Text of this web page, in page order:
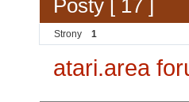
Posty [ 17 ]
Strony 1
atari.area